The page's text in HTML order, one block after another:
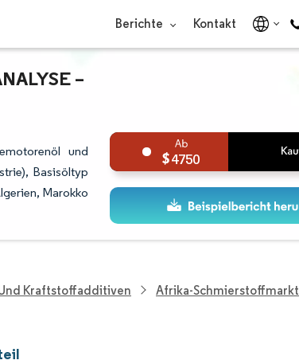
Berichte Kontakt
– W
und
Basisöltyp
Marokko
4750
Kraftstoffadditiven Afrika-Schmierstoffmarkt